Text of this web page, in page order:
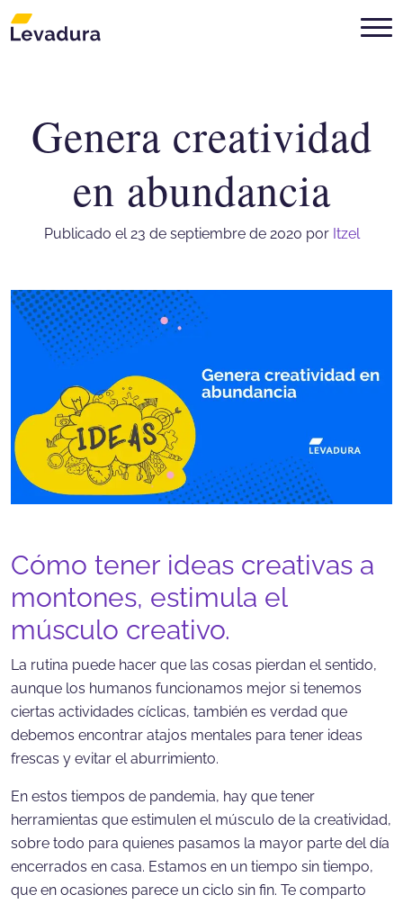
Agencia de marketing digital
Genera creatividad
en abundancia
Publicado el 23 de septiembre de 2020 por Itzel
Cómo tener ideas creativas a
montones, estimula el
músculo creativo.
La rutina puede hacer que las cosas pierdan el sentido,
aunque los humanos funcionamos mejor si tenemos
ciertas actividades cíclicas, también es verdad que
debemos encontrar atajos mentales para tener ideas
frescas y evitar el aburrimiento.
En estos tiempos de pandemia, hay que tener
herramientas que estimulen el músculo de la creatividad,
sobre todo para quienes pasamos la mayor parte del día
encerrados en casa. Estamos en un tiempo sin tiempo,
que en ocasiones parece un ciclo sin fin. Te comparto